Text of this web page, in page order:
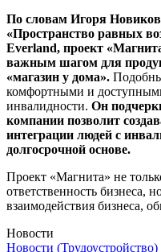
По словам Игоря
«Пространство равных
Everland, проект
важным шагом для
«магазин у дома».
комфортными и
инвалидности. Он
компании позволит
интеграции людей с
долгосрочной основе.
Проект «Магнита» не
ответственность бизнеса,
взаимодействия бизнеса,
Новости
Новости (Трудоустройство)